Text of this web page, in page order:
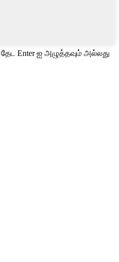
தேட Enter ஐ அழுத்தவும் அல்லது